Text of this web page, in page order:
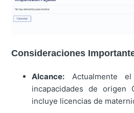
Consideraciones
Alcance: Actualmente
incapacidades de origen
incluye licencias de